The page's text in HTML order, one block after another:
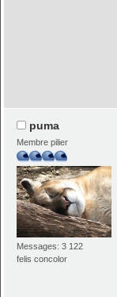
puma
Membre pilier
Messages: 3 122
felis concolor